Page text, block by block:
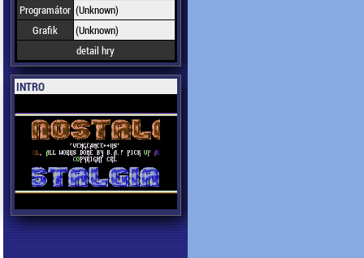
Programátor (Unknown)
Grafik
(Unknown)
detail hry
INTRO